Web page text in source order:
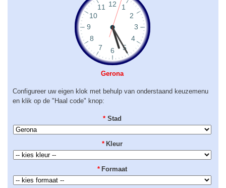
Gerona
Configureer uw eigen klok met behulp van onderstaand keuzemenu
en klik op de "Haal code" knop:
* Stad
* Kleur
* Formaat